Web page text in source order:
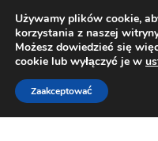
Pn.-pt.
Przejdź
do
nawigacji
Przejdź
do
treści
Używamy plików cookie,
korzystania z naszej
Możesz dowiedzieć się
cookie lub wyłączyć je w
Zaakceptować